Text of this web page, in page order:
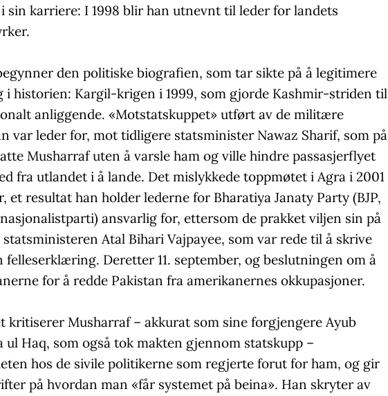
sin karriere: I 1998 blir han utnevnt til leder for landets
den politiske biografien, som tar sikte på å legitimere
i historien: Kargil-krigen i 1999, som gjorde Kashmir-striden til
anliggende. «Motstatskuppet» utført av de militære
var leder for, mot tidligere statsminister Nawaz Sharif, som på
Musharraf uten å varsle ham og ville hindre passasjerflyet
fra utlandet i å lande. Det mislykkede toppmøtet i Agra i 2001
et resultat han holder lederne for Bharatiya Janaty Party (BJP,
ansvarlig for, ettersom de prakket viljen sin på
Atal Bihari Vajpayee, som var rede til å skrive
felleserklæring. Deretter 11. september, og beslutningen om å
for å redde Pakistan fra amerikanernes okkupasjoner.
kritiserer Musharraf – akkurat som sine forgjengere Ayub
ul Haq, som også tok makten gjennom statskupp –
hos de sivile politikerne som regjerte forut for ham, og gir
på hvordan man «får systemet på beina». Han skryter av